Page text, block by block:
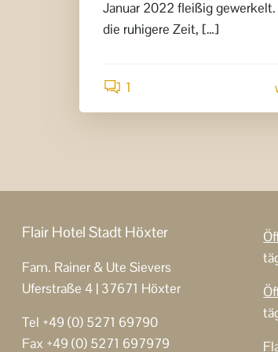
Januar 2022 fleißig
die ruhigere Zeit, […]
1
Flair Hotel Stadt Höxter
Fam. Rainer & Ute Sievers
Uferstraße 4 | 37671 Höxter
Tel +49 (0) 5271 69790
Fax +49 (0) 5271 697979